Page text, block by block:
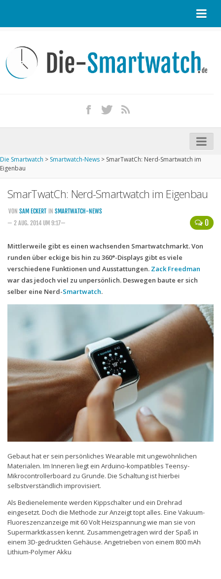
Kontakt / Tipp geben
Impressum
iPhone kaufen
Startseite
Kommende Smartwatches
Marken und Modelle
BASE
Smartphonetarife
Datentarife
o2
Prepaid-Tarife
Datentarife
Flatrate-Prepaidtarife
Mobilfunk-Vergleichsrechner
Mobilfunk-Tarifrechner
Flatrate-Datentarife
Die Smartwatch > Smartwatch-News > SmarTwatCh: Nerd-Smartwatch im
Eigenbau
SmarTwatCh: Nerd-Smartwatch im Eigenbau
0
VON SAM ECKERT IN SMARTWATCH-NEWS
— 2 AUG. 2014 UM 9:17—
Mittlerweile gibt es einen wachsenden Smartwatchmarkt. Von
runden über eckige bis hin zu 360°-Displays gibt es viele
verschiedene Funktionen und Ausstattungen. Zack Freedman
war das jedoch viel zu unpersönlich. Deswegen baute er sich
selber eine Nerd-Smartwatch.
Gebaut hat er sein persönliches Wearable mit ungewöhnlichen
Materialen. Im Inneren liegt ein Arduino-kompatibles Teensy-
Mikrocontrollerboard zu Grunde. Die Schaltung ist hierbei
selbstverständlich improvisiert.
Als Bedienelemente werden Kippschalter und ein Drehrad
eingesetzt. Doch die Methode zur Anzeigt topt alles. Eine Vakuum-
Fluoreszenzanzeige mit 60 Volt Heizspannung wie man sie von
Supermarktkassen kennt. Zusammengetragen wird der Spaß in
einem 3D-gedruckten Gehäuse. Angetrieben von einem 800 mAh
Lithium-Polymer Akku